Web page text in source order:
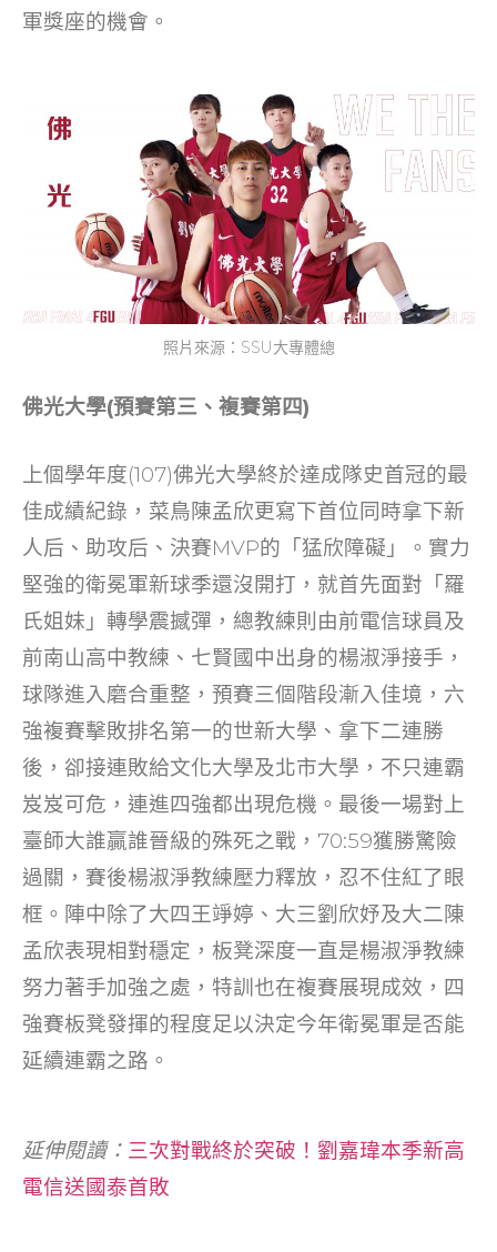
軍獎座的機會。
照片來源：SSU大專體總
佛光大學(預賽第三、複賽第四)
上個學年度(107)佛光大學終於達成隊史首冠的最
佳成績紀錄，菜鳥陳孟欣更寫下首位同時拿下新
人后、助攻后、決賽MVP的「猛欣障礙」。實力
堅強的衛冕軍新球季還沒開打，就首先面對「羅
氏姐妹」轉學震撼彈，總教練則由前電信球員及
前南山高中教練、七賢國中出身的楊淑淨接手，
球隊進入磨合重整，預賽三個階段漸入佳境，六
強複賽擊敗排名第一的世新大學、拿下二連勝
後，卻接連敗給文化大學及北市大學，不只連霸
岌岌可危，連進四強都出現危機。最後一場對上
臺師大誰贏誰晉級的殊死之戰，70:59獲勝驚險
過關，賽後楊淑淨教練壓力釋放，忍不住紅了眼
框。陣中除了大四王竫婷、大三劉欣妤及大二陳
孟欣表現相對穩定，板凳深度一直是楊淑淨教練
努力著手加強之處，特訓也在複賽展現成效，四
強賽板凳發揮的程度足以決定今年衛冕軍是否能
延續連霸之路。
延伸閱讀： 三次對戰終於突破！劉嘉瑋本季新高
電信送國泰首敗